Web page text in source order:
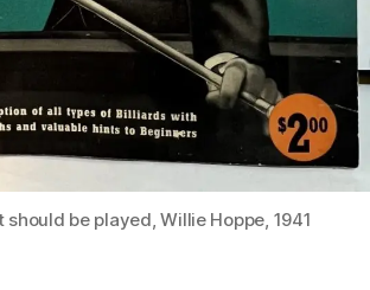
should be played, Willie Hoppe, 1941